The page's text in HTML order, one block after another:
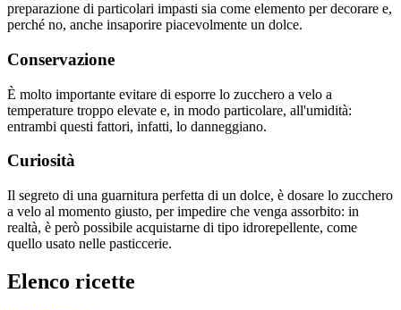
preparazione di particolari impasti sia come elemento per decorare e,
perché no, anche insaporire piacevolmente un dolce.
Conservazione
È molto importante evitare di esporre lo zucchero a velo a
temperature troppo elevate e, in modo particolare, all'umidità:
entrambi questi fattori, infatti, lo danneggiano.
Curiosità
Il segreto di una guarnitura perfetta di un dolce, è dosare lo zucchero
a velo al momento giusto, per impedire che venga assorbito: in
realtà, è però possibile acquistarne di tipo idrorepellente, come
quello usato nelle pasticcerie.
Elenco ricette